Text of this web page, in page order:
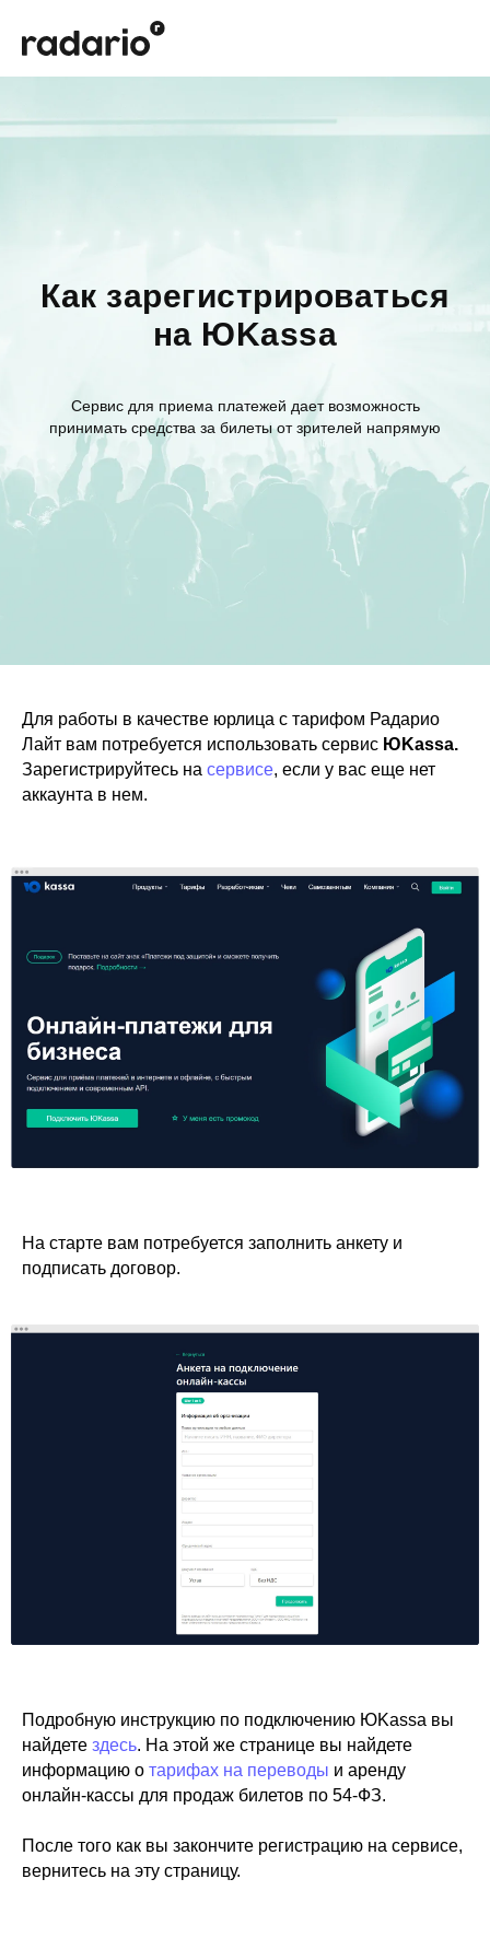
Как зарегистрироваться
на ЮKassa
Сервис для приема платежей дает возможность
принимать средства за билеты от зрителей напрямую
Для работы в качестве юрлица с тарифом Радарио
Лайт вам потребуется использовать сервис ЮKassa.
Зарегистрируйтесь на сервисе, если у вас еще нет
аккаунта в нем.
На старте вам потребуется заполнить анкету и
подписать договор.
Подробную инструкцию по подключению ЮKassa вы
найдете здесь. На этой же странице вы найдете
информацию о тарифах на переводы и аренду
онлайн-кассы для продаж билетов по 54-ФЗ.
После того как вы закончите регистрацию на сервисе,
вернитесь на эту страницу.